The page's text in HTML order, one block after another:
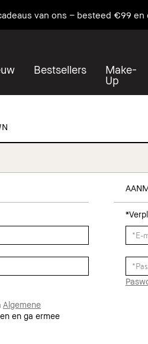
van ons – besteed €99
Bestsellers
Make-
Up
Algemene
en ga ermee